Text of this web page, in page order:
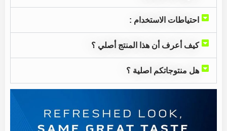
احتياطات الاستخدام :
كيف أعرف أن هذا المنتج أصلي ؟
هل منتوجاتكم اصلية ؟